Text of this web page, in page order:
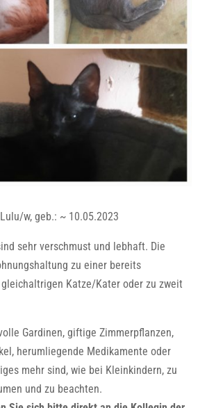
w, geb.: ~ 10.05.2023
sehr verschmust und lebhaft. Die
zu einer bereits
Katze/Kater oder zu zweit
Gardinen, giftige Zimmerpflanzen,
herumliegende Medikamente oder
mehr sind, wie bei Kleinkindern, zu
und zu beachten.